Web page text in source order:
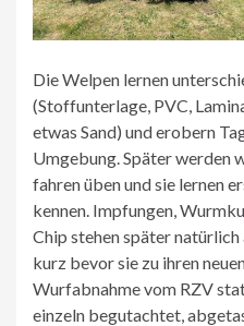
Die Welpen lernen
(Stoffunterlage, PVC,
etwas Sand) und erobern
Umgebung. Später werden
fahren üben und sie lernen
kennen. Impfungen,
Chip stehen später
kurz bevor sie zu ihren
Wurfabnahme vom RZV
einzeln begutachtet,